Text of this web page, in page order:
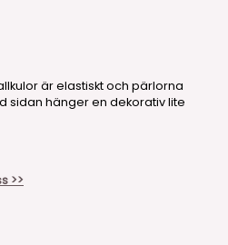
är elastiskt och pärlorna
sidan hänger en dekorativ lite
>>